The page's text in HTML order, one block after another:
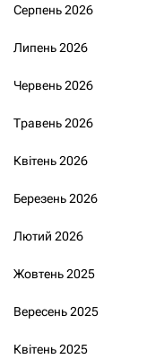
Серпень 2026
Липень 2026
Червень 2026
Травень 2026
Квітень 2026
Березень 2026
Лютий 2026
Жовтень 2025
Вересень 2025
Квітень 2025